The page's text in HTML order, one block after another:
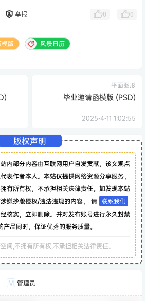
举报 0 0
模版 风景日历
平面图形
毕业邀请函模版 (PSD)
2025-4-11 1:02:55
版权声明
站内部分内容由互联网用户自发贡献，该文观点
表作者本人。本站仅提供网络资源分享服务，
有所有权，不承担相关法律责任。如发现本站
嫌抄袭侵权/违法违规的内容， 请 联系我们
核实，立即删除。并对发布账号进行永久封禁
品同时，保证优秀的服务质量。
间,不拥有所有权,不承担相关法律责任。
M 管理员